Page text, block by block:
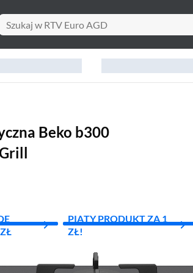
Beko b300
PIĄTY PRODUKT ZA 1
ZŁ!